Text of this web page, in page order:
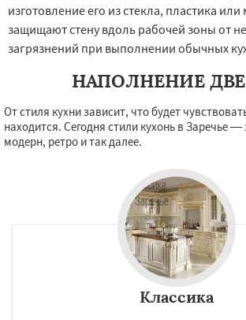
изготовление его из стекла, пластика
защищают стену вдоль рабочей зоны от
загрязнений при выполнении обычных
НАПОЛНЕНИЕ
От стиля кухни зависит, что будет
находится. Сегодня стили кухонь в Заречье
модерн, ретро и так далее.
Классика